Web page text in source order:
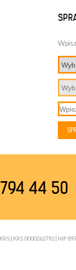
794 44 50
| KRS 0000262792 | NIP